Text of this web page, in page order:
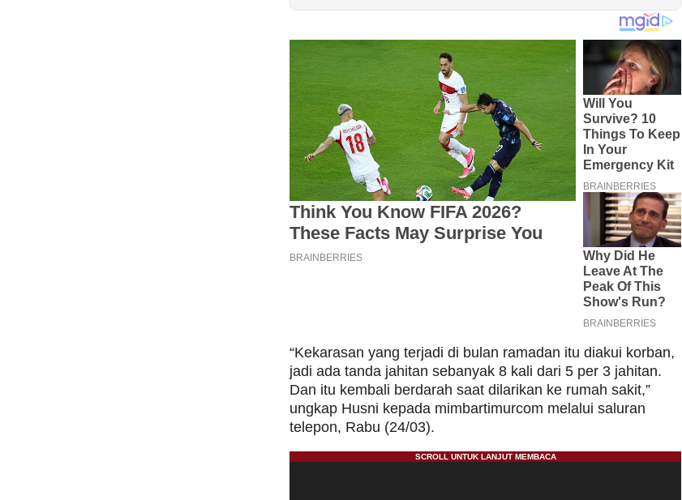
“Kekarasan yang terjadi di bulan ramadan itu diakui korban,
jadi ada tanda jahitan sebanyak 8 kali dari 5 per 3 jahitan.
Dan itu kembali berdarah saat dilarikan ke rumah sakit,”
ungkap Husni kepada mimbartimurcom melalui saluran
telepon, Rabu (24/03).